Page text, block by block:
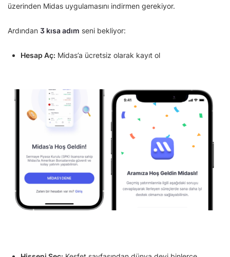
üzerinden Midas uygulamasını indirmen gerekiyor.
Ardından 3 kısa adım seni bekliyor:
Hesap Aç: Midas’a ücretsiz olarak kayıt ol